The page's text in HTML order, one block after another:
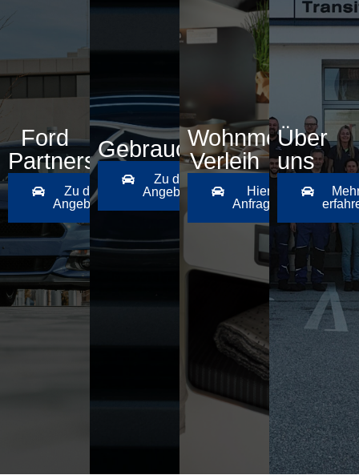
Ford
Partnerseite
Zu den
Angeboten
Gebrauchtwagen
Zu den
Angeboten
Wohnmobil
Verleih
Hier
Anfragen
Über
uns